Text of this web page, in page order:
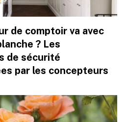
de comptoir va avec
? Les
de sécurité
par les concepteurs